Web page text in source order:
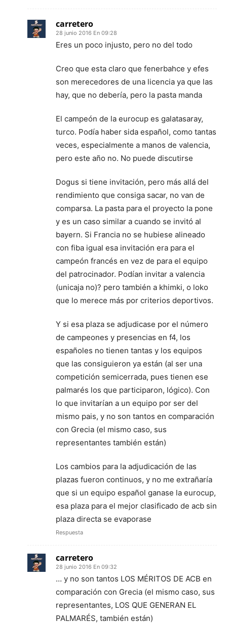
carretero
28 junio 2016 En 09:28
Eres un poco injusto, pero no del todo
Creo que esta claro que fenerbahce y efes
son merecedores de una licencia ya que las
hay, que no debería, pero la pasta manda
El campeón de la eurocup es galatasaray,
turco. Podía haber sida español, como tantas
veces, especialmente a manos de valencia,
pero este año no. No puede discutirse
Dogus si tiene invitación, pero más allá del
rendimiento que consiga sacar, no van de
comparsa. La pasta para el proyecto la pone
y es un caso similar a cuando se invitó al
bayern. Si Francia no se hubiese alineado
con fiba igual esa invitación era para el
campeón francés en vez de para el equipo
del patrocinador. Podían invitar a valencia
(unicaja no)? pero también a khimki, o loko
que lo merece más por criterios deportivos.
Y si esa plaza se adjudicase por el número
de campeones y presencias en f4, los
españoles no tienen tantas y los equipos
que las consiguieron ya están (al ser una
competición semicerrada, pues tienen ese
palmarés los que participaron, lógico). Con
lo que invitarían a un equipo por ser del
mismo pais, y no son tantos en comparación
con Grecia (el mismo caso, sus
representantes también están)
Los cambios para la adjudicación de las
plazas fueron continuos, y no me extrañaría
que si un equipo español ganase la eurocup,
esa plaza para el mejor clasificado de acb sin
plaza directa se evaporase
Respuesta
carretero
28 junio 2016 En 09:32
… y no son tantos LOS MÉRITOS DE ACB en
comparación con Grecia (el mismo caso, sus
representantes, LOS QUE GENERAN EL
PALMARÉS, también están)